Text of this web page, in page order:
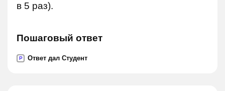
в 5 раз).
Пошаговый ответ
P Ответ дал Студент